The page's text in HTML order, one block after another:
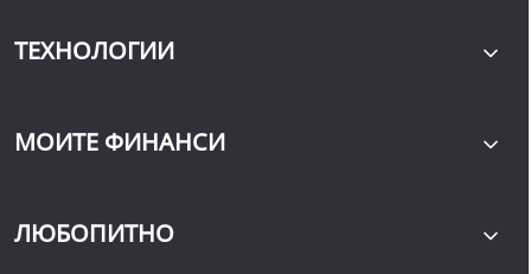
ТЕХНОЛОГИИ
МОИТЕ ФИНАНСИ
ЛЮБОПИТНО